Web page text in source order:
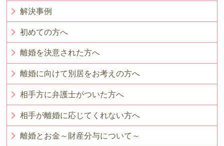
解決事例
初めての方へ
離婚を決意された方へ
離婚に向けて別居をお考えの方へ
相手方に弁護士がついた方へ
相手が離婚に応じてくれない方へ
離婚とお金～財産分与について～